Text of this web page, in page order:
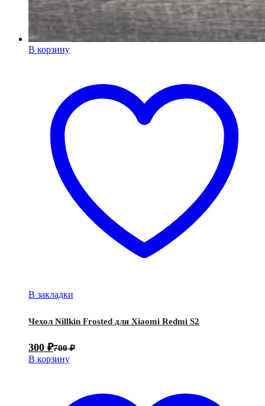
В корзину
В закладки
Чехол Nillkin Frosted для Xiaomi Redmi S2
300 ₽700₽
В корзину